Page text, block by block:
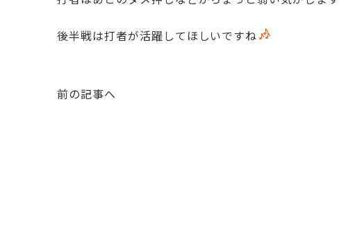
後半戦は打者が活躍してほしいですね
前の記事へ